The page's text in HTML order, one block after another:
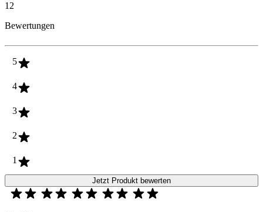
12
Bewertungen
5
4
3
2
1
Jetzt Produkt bewerten